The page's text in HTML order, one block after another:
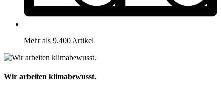
Mehr als 9.400 Artikel
Wir arbeiten klimabewusst.